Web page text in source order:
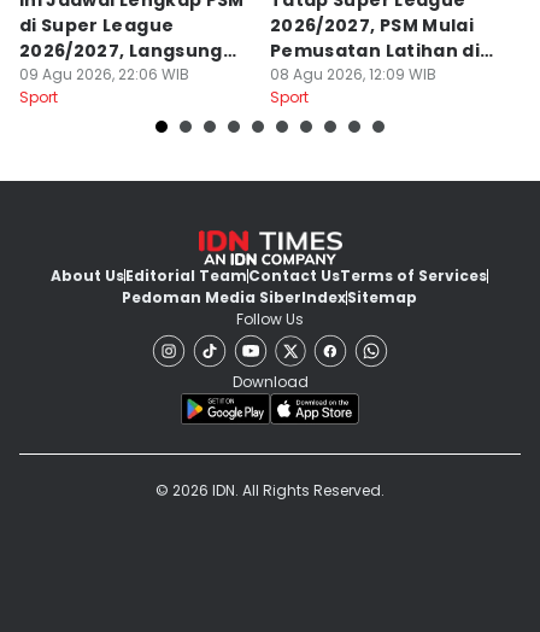
di Super League
2026/2027, Langsung
Sengit
09 Agu 2026, 22:06 WIB
Sport
2026/2027, PSM Mulai
Pemusatan Latihan di
Jogja
08 Agu 2026, 12:09 WIB
Sport
About UsEditorial TeamContact UsTerms of Services
Pedoman Media SiberIndexSitemap
Follow Us
Download
© 2026 IDN. All Rights Reserved.